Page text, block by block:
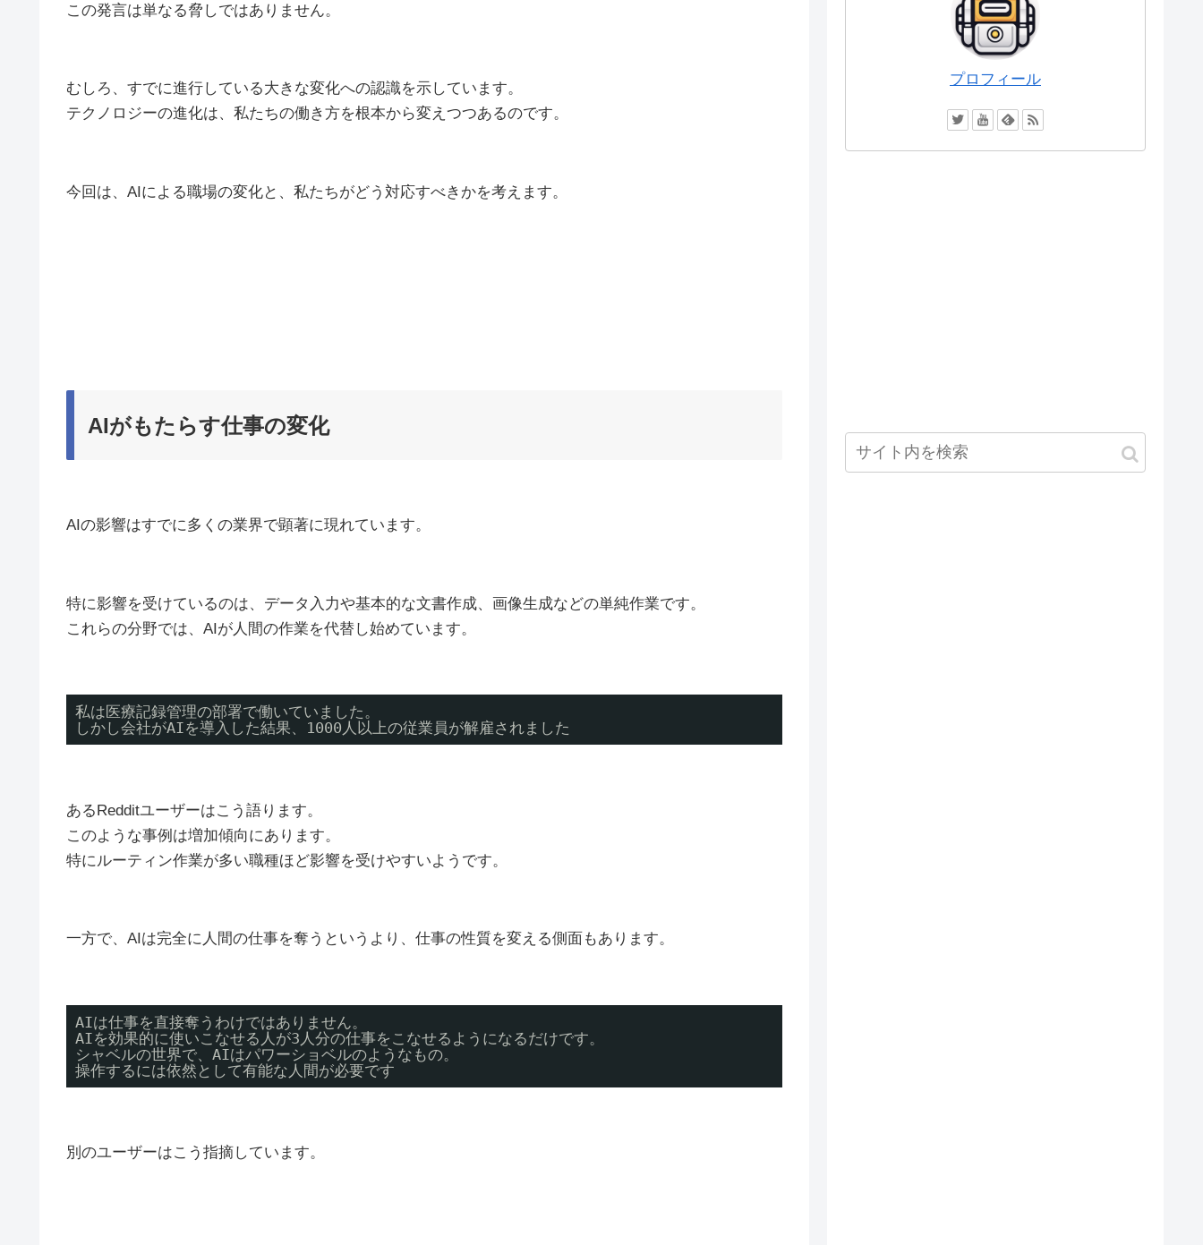
この発言は単なる脅しではありません。
むしろ、すでに進行している大きな変化への認識を示しています。
テクノロジーの進化は、私たちの働き方を根本から変えつつあるのです。
今回は、AIによる職場の変化と、私たちがどう対応すべきかを考えます。
AIがもたらす仕事の変化
AIの影響はすでに多くの業界で顕著に現れています。
特に影響を受けているのは、データ入力や基本的な文書作成、画像生成などの単純作業です。
これらの分野では、AIが人間の作業を代替し始めています。
私は医療記録管理の部署で働いていました。
しかし会社がAIを導入した結果、1000人以上の従業員が解雇されました
あるRedditユーザーはこう語ります。
このような事例は増加傾向にあります。
特にルーティン作業が多い職種ほど影響を受けやすいようです。
一方で、AIは完全に人間の仕事を奪うというより、仕事の性質を変える側面もあります。
AIは仕事を直接奪うわけではありません。
AIを効果的に使いこなせる人が3人分の仕事をこなせるようになるだけです。
シャベルの世界で、AIはパワーショベルのようなもの。
操作するには依然として有能な人間が必要です
別のユーザーはこう指摘しています。
プロフィール